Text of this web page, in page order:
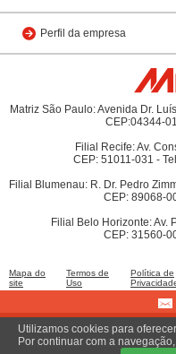
Perfil da empresa
Matriz São Paulo: Avenida Dr.
CEP:04344-
Filial Recife: Av.
CEP: 51011-031 -
Filial Blumenau: R. Dr. Pedro
CEP: 89068-
Filial Belo Horizonte: Av.
CEP: 31560-
Mapa do
site
Termos de
Uso
Política de
© 2009 MIMAKI DO
Utilizamos cookies para
Por continuar com a